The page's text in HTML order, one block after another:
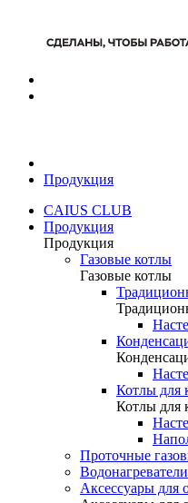
Продукция
CAIUS CLUB
Продукция
Продукция
Газовые котлы
Газовые котлы
Котлы для
Котлы для
Проточные
Аксессуары для